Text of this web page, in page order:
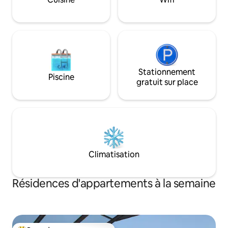
Piscine
Stationnement
gratuit sur place
Climatisation
Résidences d'appartements à la semaine